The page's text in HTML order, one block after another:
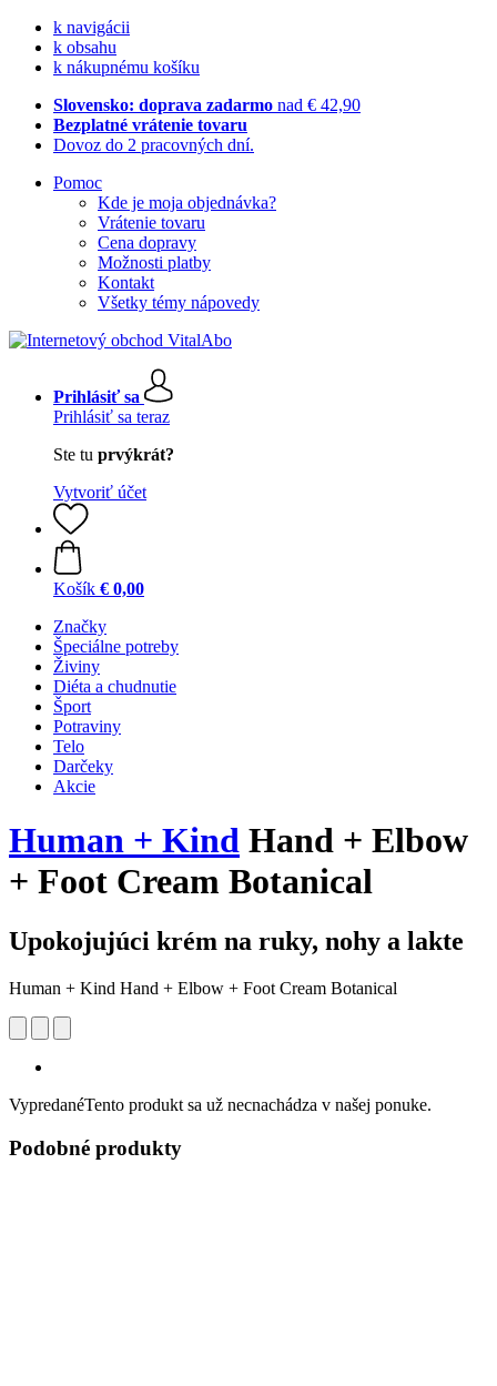
k navigácii
k obsahu
k nákupnému košíku
Slovensko: doprava zadarmo nad € 42,90
Bezplatné vrátenie tovaru
Dovoz do 2 pracovných dní.
Pomoc
Kde je moja objednávka?
Vrátenie tovaru
Cena dopravy
Možnosti platby
Kontakt
Všetky témy nápovedy
Prihlásiť sa
Prihlásiť sa teraz
Ste tu prvýkrát?
Vytvoriť účet
Košík € 0,00
Značky
Špeciálne potreby
Živiny
Diéta a chudnutie
Šport
Potraviny
Telo
Darčeky
Akcie
Human + Kind Hand + Elbow
+ Foot Cream Botanical
Upokojujúci krém na ruky, nohy a lakte
Human + Kind Hand + Elbow + Foot Cream Botanical
VypredanéTento produkt sa už necnachádza v našej ponuke.
Podobné produkty